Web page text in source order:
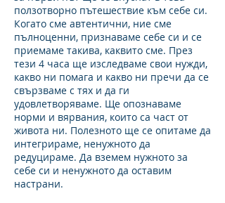
ползотворно пътешествие към себе си.
Когато сме автентични, ние сме
пълноценни, признаваме себе си и се
приемаме такива, каквито сме. През
тези 4 часа ще изследваме свои нужди,
какво ни помага и какво ни пречи да се
свързваме с тях и да ги
удовлетворяваме. Ще опознаваме
норми и вярвания, които са част от
живота ни. Полезното ще се опитаме да
интегрираме, ненужното да
редуцираме. Да вземем нужното за
себе си и ненужното да оставим
настрани.